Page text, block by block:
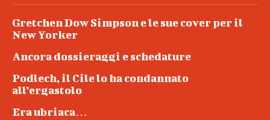
Gretchen Dow Simpson e le sue cover per il
New Yorker
Ancora dossieraggi e schedature
Podlech, il Cile lo ha condannato
all’ergastolo
Era ubriaca…